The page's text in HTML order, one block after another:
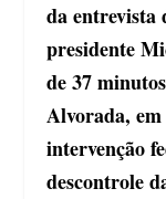
da entrevista
presidente
de 37
Alvorada,
intervenção
descontrole